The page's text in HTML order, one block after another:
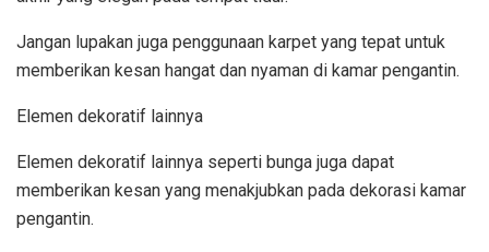
Jangan lupakan juga penggunaan karpet yang tepat untuk
memberikan kesan hangat dan nyaman di kamar pengantin.
Elemen dekoratif lainnya
Elemen dekoratif lainnya seperti bunga juga dapat
memberikan kesan yang menakjubkan pada dekorasi kamar
pengantin.